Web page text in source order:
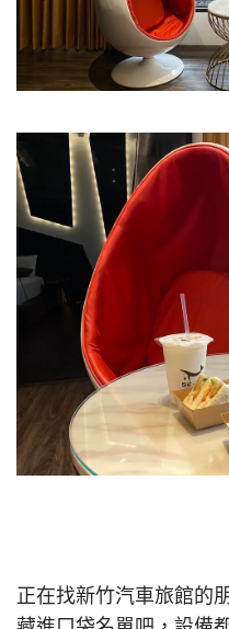
正在找新竹汽車旅館的